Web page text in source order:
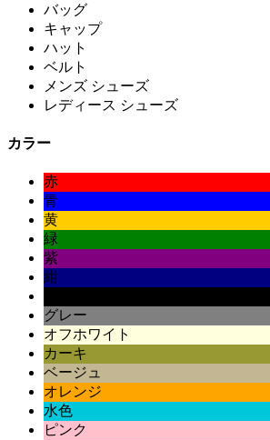
バッグ
キャップ
ハット
ベルト
メンズ シューズ
レディース シューズ
カラー
赤
青
黄
緑
紫
紺
グレー
オフホワイト
カーキ
ベージュ
オレンジ
水色
ピンク